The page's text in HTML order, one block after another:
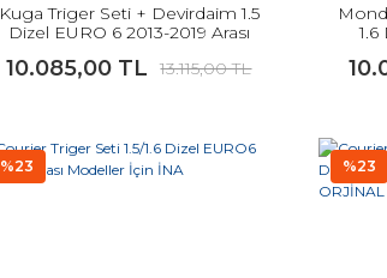
Kuga Triger Seti + Devirdaim 1.5
Dizel EURO 6 2013-2019 Arası
10.085,00 TL 13.115,00 TL
%23 %23